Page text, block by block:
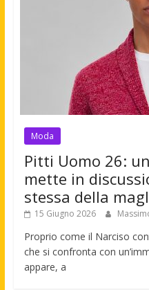
Moda
Pitti Uomo 26:
mette in
stessa della
15 Giugno 2026
Proprio come il Narciso
che si confronta con
appare, a